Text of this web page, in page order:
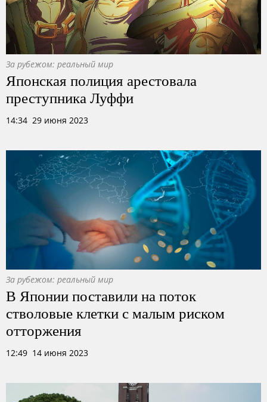
За рубежом: реальный мир
Японская полиция арестовала
преступника Луффи
14:34 29 июня 2023
За рубежом: реальный мир
В Японии поставили на поток
стволовые клетки с малым риском
отторжения
12:49 14 июня 2023